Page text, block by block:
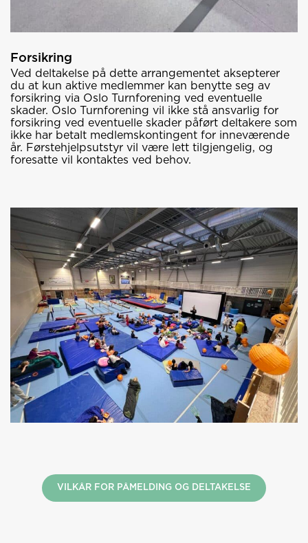
Forsikring
Ved deltakelse på dette arrangementet aksepterer
du at kun aktive medlemmer kan benytte seg av
forsikring via Oslo Turnforening ved eventuelle
skader. Oslo Turnforening vil ikke stå ansvarlig for
forsikring ved eventuelle skader påført deltakere som
ikke har betalt medlemskontingent for inneværende
år. Førstehjelpsutstyr vil være lett tilgjengelig, og
foresatte vil kontaktes ved behov.
VILKÅR FOR PÅMELDING OG DELTAKELSE